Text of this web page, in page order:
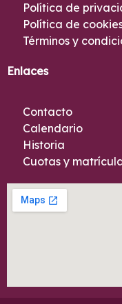
Política de
Política de
Términos y
Enlaces
Contacto
Calendario
Historia
Cuotas y